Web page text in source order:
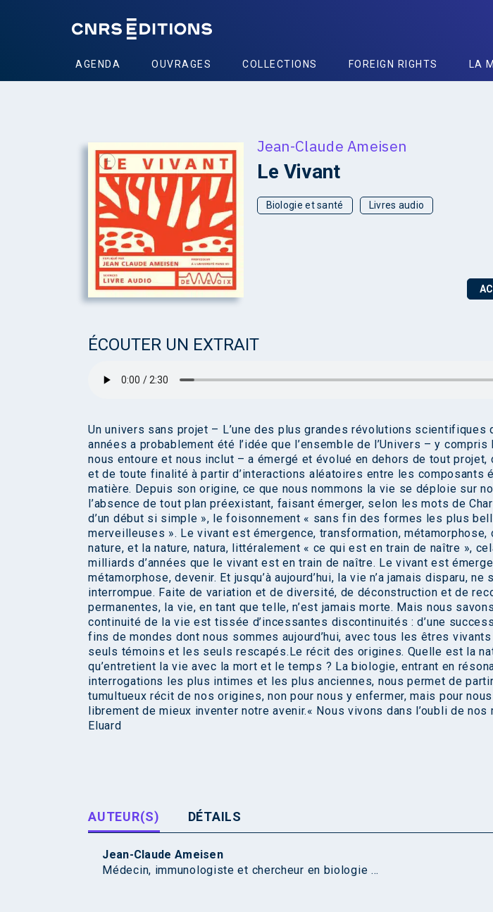
AGENDA OUVRAGES COLLECTIONS FOREIGN RIGHTS LA
+
Jean-Claude Ameisen
Le Vivant
Biologie et santé Livres audio
ÉCOUTER UN EXTRAIT
Un univers sans projet – L’une des plus grandes révolutions scientifiques
années a probablement été l’idée que l’ensemble de l’Univers – y compris
nous entoure et nous inclut – a émergé et évolué en dehors de tout
et de toute finalité à partir d’interactions aléatoires entre les composants
matière. Depuis son origine, ce que nous nommons la vie se déploie sur
l’absence de tout plan préexistant, faisant émerger, selon les mots de
d’un début si simple », le foisonnement « sans fin des formes les plus
merveilleuses ». Le vivant est émergence, transformation, métamorphose,
nature, et la nature, natura, littéralement « ce qui est en train de naître »,
milliards d’années que le vivant est en train de naître. Le vivant est
métamorphose, devenir. Et jusqu’à aujourd’hui, la vie n’a jamais disparu, ne
interrompue. Faite de variation et de diversité, de déconstruction et de
permanentes, la vie, en tant que telle, n’est jamais morte. Mais nous
continuité de la vie est tissée d’incessantes discontinuités : d’une
fins de mondes dont nous sommes aujourd’hui, avec tous les êtres
seuls témoins et les seuls rescapés.Le récit des origines. Quelle est la
qu’entretient la vie avec la mort et le temps ? La biologie, entrant en
interrogations les plus intimes et les plus anciennes, nous permet de
tumultueux récit de nos origines, non pour nous y enfermer, mais pour
librement de mieux inventer notre avenir.« Nous vivons dans l’oubli de nos
Eluard
AUTEUR(S) DÉTAILS
Jean-Claude Ameisen
Médecin, immunologiste et chercheur en biologie ...